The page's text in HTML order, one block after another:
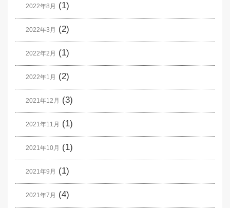
2022年8月 (1)
2022年3月 (2)
2022年2月 (1)
2022年1月 (2)
2021年12月 (3)
2021年11月 (1)
2021年10月 (1)
2021年9月 (1)
2021年7月 (4)